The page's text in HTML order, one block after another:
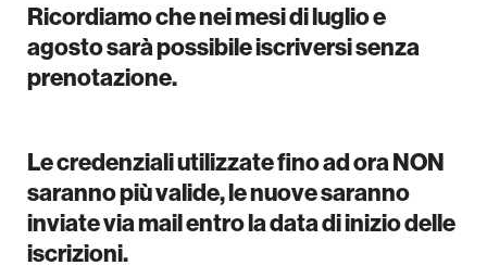
Ricordiamo che nei mesi di luglio e
agosto sarà possibile iscriversi senza
prenotazione.
Le credenziali utilizzate fino ad ora NON
saranno più valide, le nuove saranno
inviate via mail entro la data di inizio delle
iscrizioni.